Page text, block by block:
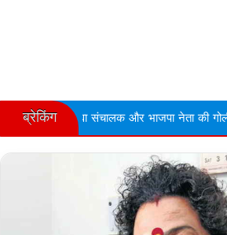
ब्रेकिंग
और भाजपा नेता की गोली मारकर हत्या